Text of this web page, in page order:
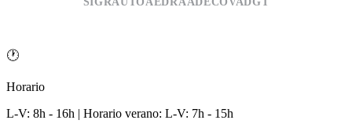
🕐
Horario
L-V: 8h - 16h | Horario verano: L-V: 7h - 15h